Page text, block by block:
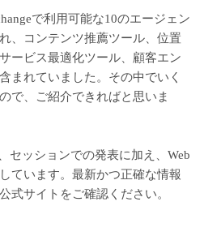
で利用可能な10のエージェン
、コンテンツ推薦ツール、位置
ービス最適化ツール、顧客エン
まれていました。その中でいく
で、ご紹介できればと思いま
セッションでの発表に加え、Web
ています。最新かつ正確な情報
式サイトをご確認ください。